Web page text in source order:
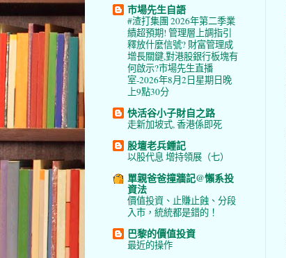
市場先生自語
#渣打集團 2026年第二季業
績超預期! 管理層上調指引
釋放什麼信號? 財富管理成
增長關鍵,對港股銀行板塊有
何啟示?市場先生直播
室-2026年8月2日星期日晚
上9點30分
快活谷小子財自之路
走新加坡式, 香港係即死
股壇老兵鍾記
以股代息 增持領展（七）
單親爸爸撞牆記@懶系投
資法
價值投資、止賺止蝕、分段
入市，統統都是錯的！
巴黎的價值投資
最近的操作